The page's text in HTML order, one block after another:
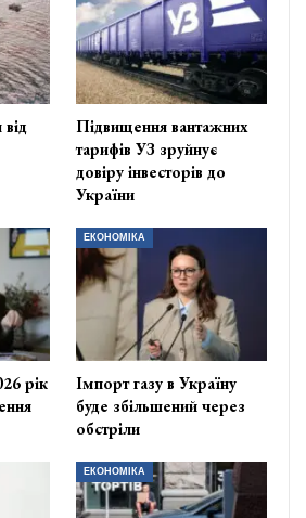
від
Підвищення вантажних
тарифів УЗ зруйнує
довіру інвесторів до
України
рік
ЕКОНОМІКА
Імпорт газу в Україну
буде збільшений через
обстріли
ЕКОНОМІКА